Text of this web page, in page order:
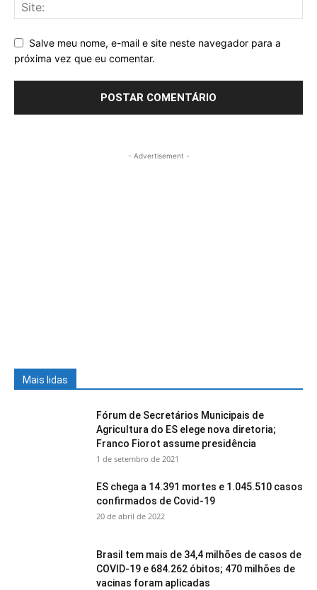
Salve meu nome, e-mail e site neste navegador para a
próxima vez que eu comentar.
- Advertisement -
Mais lidas
Fórum de Secretários Municipais de
Agricultura do ES elege nova diretoria;
Franco Fiorot assume presidência
1 de setembro de 2021
ES chega a 14.391 mortes e 1.045.510 casos
confirmados de Covid-19
20 de abril de 2022
Brasil tem mais de 34,4 milhões de casos de
COVID-19 e 684.262 óbitos; 470 milhões de
vacinas foram aplicadas